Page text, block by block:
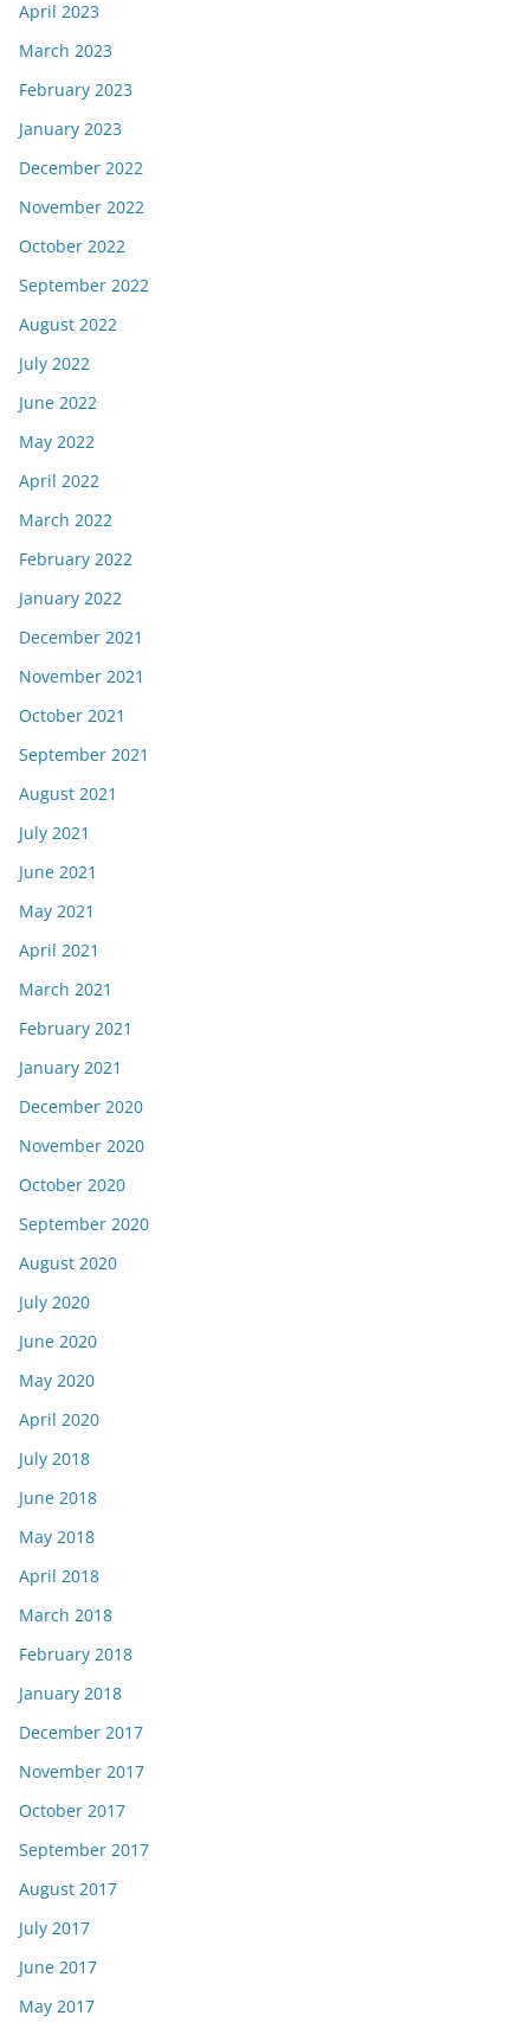
April 2023
March 2023
February 2023
January 2023
December 2022
November 2022
October 2022
September 2022
August 2022
July 2022
June 2022
May 2022
April 2022
March 2022
February 2022
January 2022
December 2021
November 2021
October 2021
September 2021
August 2021
July 2021
June 2021
May 2021
April 2021
March 2021
February 2021
January 2021
December 2020
November 2020
October 2020
September 2020
August 2020
July 2020
June 2020
May 2020
April 2020
July 2018
June 2018
May 2018
April 2018
March 2018
February 2018
January 2018
December 2017
November 2017
October 2017
September 2017
August 2017
July 2017
June 2017
May 2017